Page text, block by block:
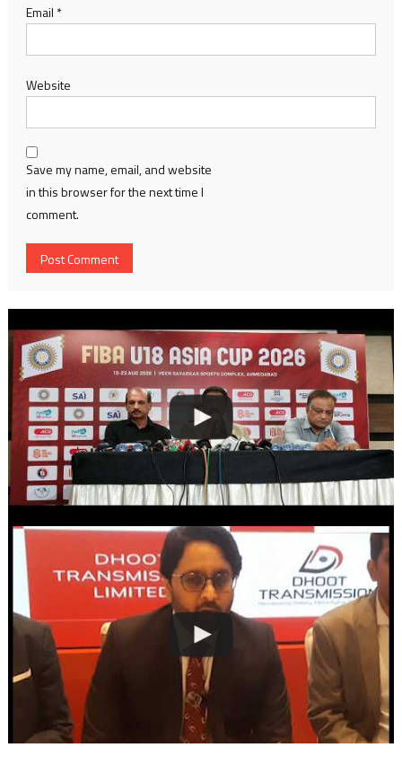
Email *
Website
Save my name, email, and website
in this browser for the next time I
comment.